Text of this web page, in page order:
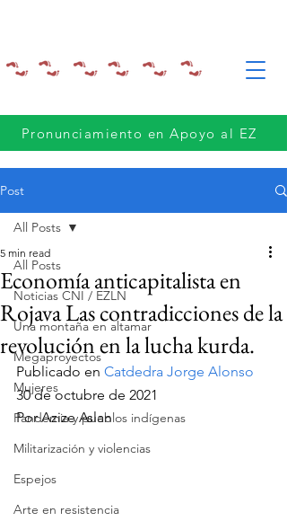
Pronunciamiento en Apoyo al EZ
Post
All Posts
Noticias CNI / EZLN
Una montaña en altamar
Megaproyectos
Mujeres
Pandemia y pueblos indígenas
Militarización y violencias
Espejos
Arte en resistencia
All Posts
Economía anticapitalista en
Rojava Las contradicciones de la
revolución en la lucha kurda.
5 min read
Publicado en Catdedra Jorge Alonso
30 de octubre de 2021
Por Azize Aslan